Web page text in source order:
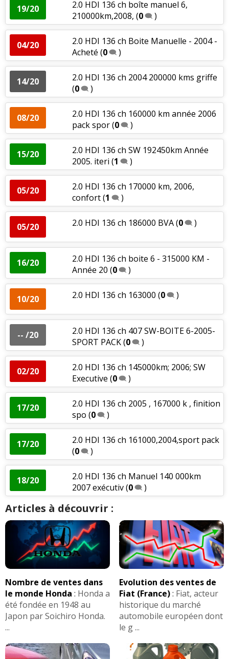
19/20
2.0 HDI 136 ch boîte manuel 6,
210000km,2008, (0 )
04/20
2.0 HDI 136 ch Boite Manuelle - 2004 -
Acheté (0 )
14/20
2.0 HDI 136 ch 2004 200000 kms griffe
(0 )
08/20
2.0 HDI 136 ch 160000 km année 2006
pack spor(0 )
15/20
2.0 HDI 136 ch SW 192450km Année
2005. iteri (1 )
05/20
2.0 HDI 136 ch 170000 km, 2006,
confort(1 )
05/20 2.0 HDI 136 ch 186000 BVA(0 )
16/20
2.0 HDI 136 ch boite 6 - 315000 KM -
Année 20 (0 )
10/20 2.0 HDI 136 ch 163000 (0 )
-- /20
2.0 HDI 136 ch 407 SW-BOITE 6-2005-
SPORT PACK(0 )
02/20
2.0 HDI 136 ch 145000km; 2006; SW
Executive (0 )
17/20
2.0 HDI 136 ch 2005 , 167000 k , finition
spo (0 )
17/20
2.0 HDI 136 ch 161000,2004,sport pack
(0 )
18/20
2.0 HDI 136 ch Manuel 140 000km
2007 exécutiv(0 )
Articles à découvrir :
Nombre de ventes dans
le monde Honda : Honda a
été fondée en 1948 au
Japon par Soichiro Honda.
...
Evolution des ventes de
Fiat (France): Fiat, acteur
historique du marché
automobile européen dont
le g ...